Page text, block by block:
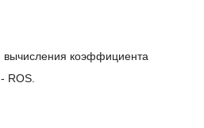
вычисления коэффициента
ROS.